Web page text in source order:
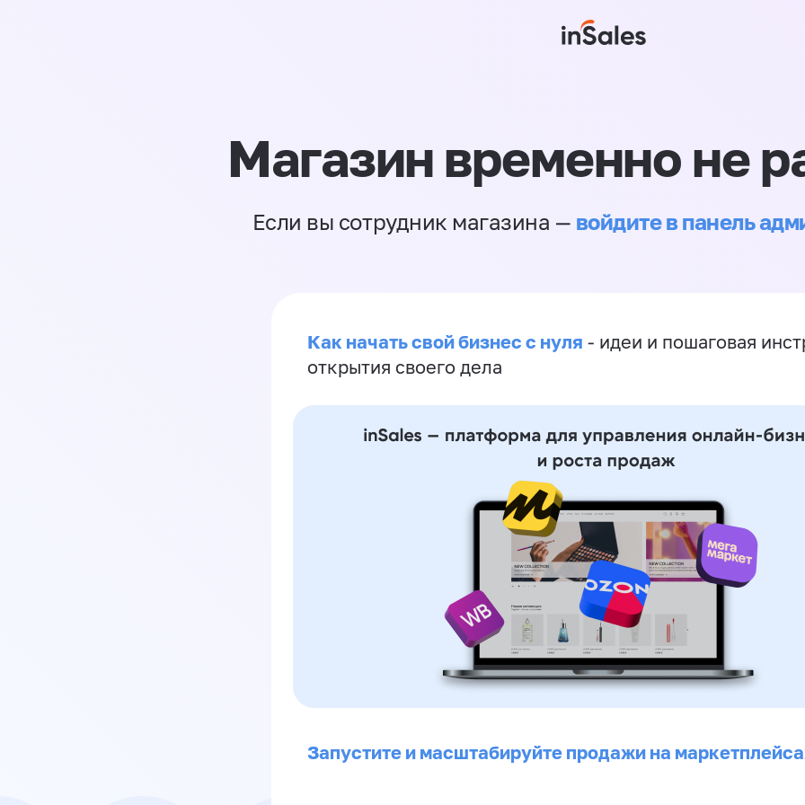
Магазин временно не
Если вы сотрудник магазина — войдите в панель
Как начать свой бизнес с нуля - идеи и пошаговая
открытия своего дела
Запустите и масштабируйте продажи на